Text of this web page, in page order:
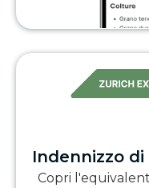
Indennizzo
Copri